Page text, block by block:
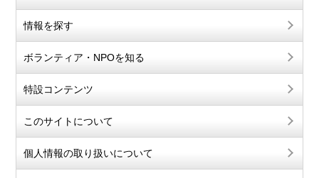
情報を探す
ボランティア・NPOを知る
特設コンテンツ
このサイトについて
個人情報の取り扱いについて